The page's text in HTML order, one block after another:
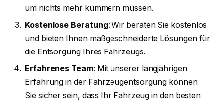
um nichts mehr kümmern müssen.
Kostenlose Beratung: Wir beraten Sie kostenlos
und bieten Ihnen maßgeschneiderte Lösungen für
die Entsorgung Ihres Fahrzeugs.
Erfahrenes Team: Mit unserer langjährigen
Erfahrung in der Fahrzeugentsorgung können
Sie sicher sein, dass Ihr Fahrzeug in den besten